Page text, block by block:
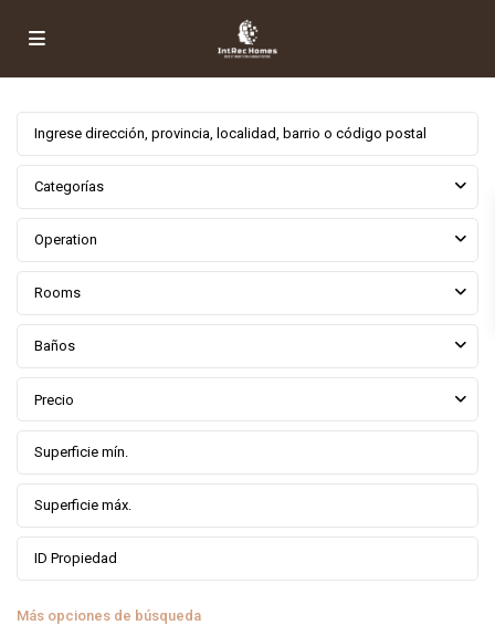
Categorías
Operation
Rooms
Baños
Precio
Más opciones de búsqueda